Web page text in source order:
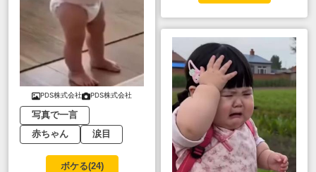
PDS株式会社 PDS株式会社
写真で一言
赤ちゃん
涙目
ボケる(24)